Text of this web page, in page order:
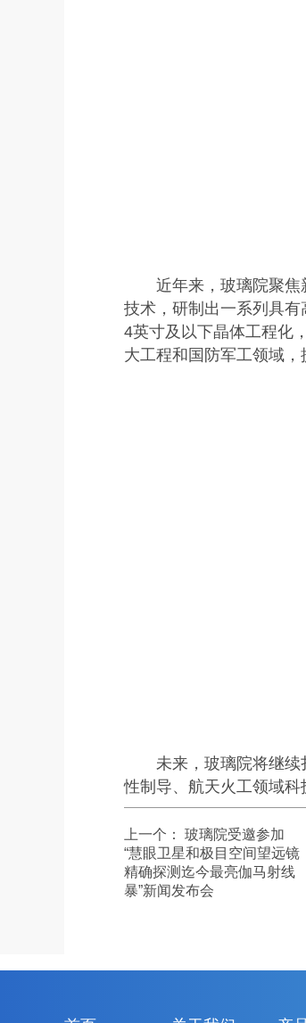
近年来，玻璃院聚
技术，研制出一系列具
4英寸及以下晶体工程化
大工程和国防军工领域
未来，玻璃院将继
性制导、航天火工领域科
上一个：玻璃院受邀参加
“慧眼卫星和极目空间望远镜
精确探测迄今最亮伽马射线
暴”新闻发布会